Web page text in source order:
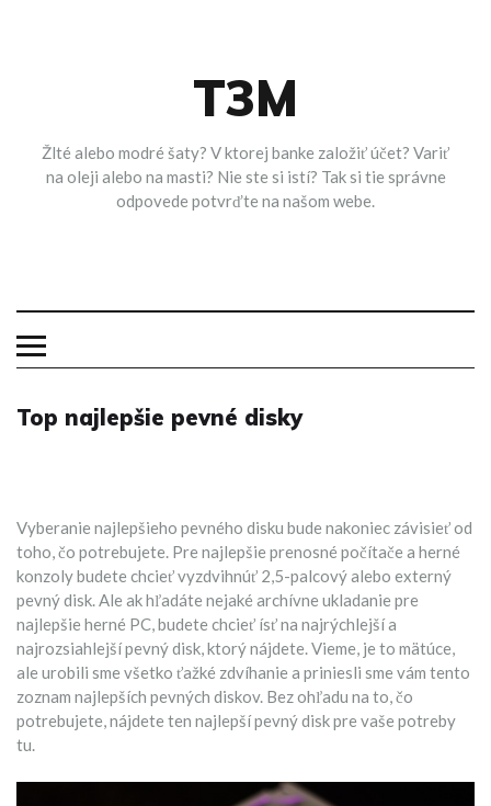
T3M
Žlté alebo modré šaty? V ktorej banke založiť účet? Variť
na oleji alebo na masti? Nie ste si istí? Tak si tie správne
odpovede potvrďte na našom webe.
Top najlepšie pevné disky
Vyberanie najlepšieho pevného disku bude nakoniec závisieť od
toho, čo potrebujete. Pre najlepšie prenosné počítače a herné
konzoly budete chcieť vyzdvihnúť 2,5-palcový alebo externý
pevný disk. Ale ak hľadáte nejaké archívne ukladanie pre
najlepšie herné PC, budete chcieť ísť na najrýchlejší a
najrozsiahlejší pevný disk, ktorý nájdete. Vieme, je to mätúce,
ale urobili sme všetko ťažké zdvíhanie a priniesli sme vám tento
zoznam najlepších pevných diskov. Bez ohľadu na to, čo
potrebujete, nájdete ten najlepší pevný disk pre vaše potreby
tu.